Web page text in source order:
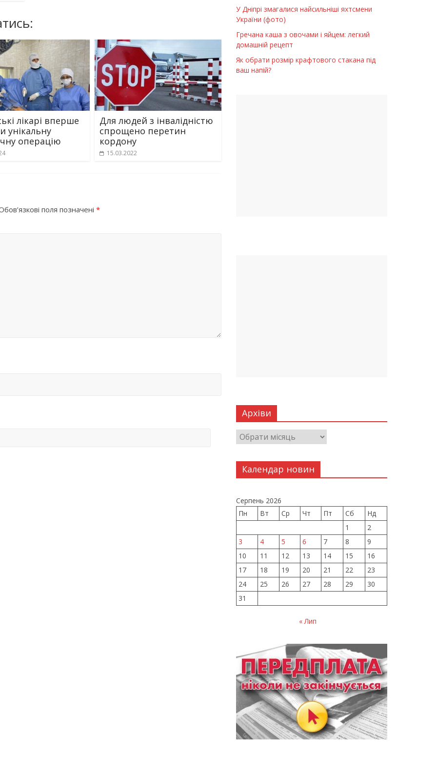
лікарі вперше
унікальну
операцію
Для людей з інвалідністю
спрощено перетин
кордону
15.03.2022
поля позначені *
У Дніпрі змагалися найсильніші яхтсмени
України (фото)
Гречана каша з овочами і яйцем: легкий
домашній рецепт
Як обрати розмір крафтового стакана під
ваш напій?
Архіви
Календар новин
Серпень 2026
Пн
Вт Ср Чт Пт Сб
Нд
1
2
3
4 5 6 7 8
9
10
11 12 13 14 15
16
17
18 19 20 21 22
23
24
25 26 27 28 29
30
31
« Лип